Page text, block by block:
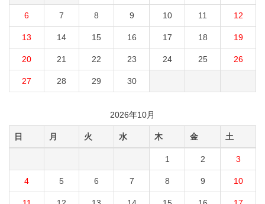
6 7 8 9 10 11 12
13 14 15 16 17 18 19
20 21 22 23 24 25 26
27 28 29 30
2026年10月
日 月 火 水 木 金 土
1 2 3
4 5 6 7 8 9 10